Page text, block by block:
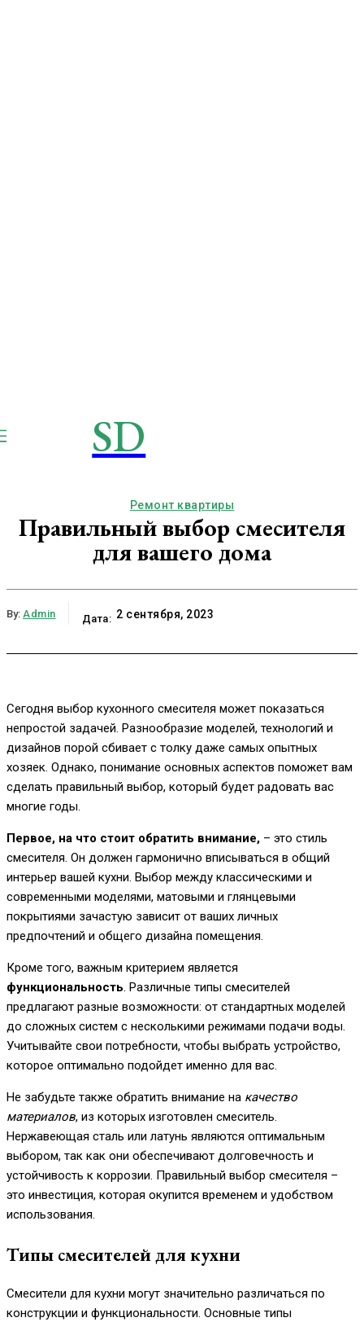
SD
Ремонт квартиры
Правильный выбор смесителя
для вашего дома
By: Admin Дата: 2 сентября, 2023
Сегодня выбор кухонного смесителя может показаться
непростой задачей. Разнообразие моделей, технологий и
дизайнов порой сбивает с толку даже самых опытных
хозяек. Однако, понимание основных аспектов поможет вам
сделать правильный выбор, который будет радовать вас
многие годы.
Первое, на что стоит обратить внимание, – это стиль
смесителя. Он должен гармонично вписываться в общий
интерьер вашей кухни. Выбор между классическими и
современными моделями, матовыми и глянцевыми
покрытиями зачастую зависит от ваших личных
предпочтений и общего дизайна помещения.
Кроме того, важным критерием является
функциональность. Различные типы смесителей
предлагают разные возможности: от стандартных моделей
до сложных систем с несколькими режимами подачи воды.
Учитывайте свои потребности, чтобы выбрать устройство,
которое оптимально подойдет именно для вас.
Не забудьте также обратить внимание на качество
материалов, из которых изготовлен смеситель.
Нержавеющая сталь или латунь являются оптимальным
выбором, так как они обеспечивают долговечность и
устойчивость к коррозии. Правильный выбор смесителя –
это инвестиция, которая окупится временем и удобством
использования.
Типы смесителей для кухни
Смесители для кухни могут значительно различаться по
конструкции и функциональности. Основные типы